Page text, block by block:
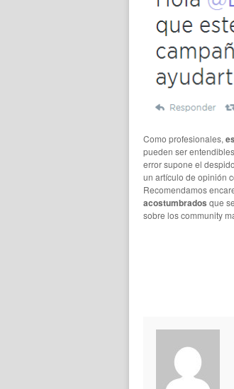
Como profesionales,
pueden ser
error supone el
un artículo de opinión
Recomendamos
acostumbrados que
sobre los community